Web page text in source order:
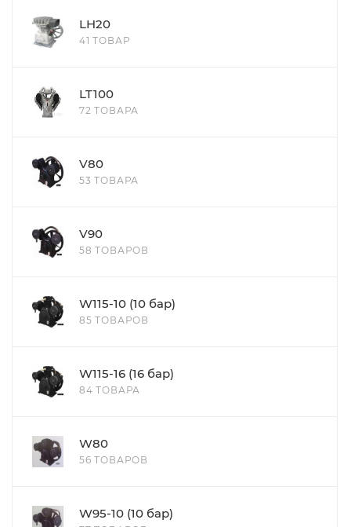
LH20
41 ТОВАР
LT100
72 ТОВАРА
V80
53 ТОВАРА
V90
58 ТОВАРОВ
W115-10 (10 бар)
85 ТОВАРОВ
W115-16 (16 бар)
84 ТОВАРА
W80
56 ТОВАРОВ
W95-10 (10 бар)